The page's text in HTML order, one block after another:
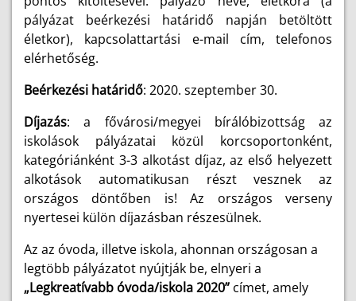
pályázat beérkezési határidő napján betöltött
életkor), kapcsolattartási e-mail cím, telefonos
elérhetőség.
Beérkezési határidő: 2020. szeptember 30.
Díjazás: a fővárosi/megyei bírálóbizottság az
iskolások pályázatai közül korcsoportonként,
kategóriánként 3-3 alkotást díjaz, az első helyezett
alkotások automatikusan részt vesznek az
országos döntőben is! Az országos verseny
nyertesei külön díjazásban részesülnek.
Az az óvoda, illetve iskola, ahonnan országosan a
legtöbb pályázatot nyújtják be, elnyeri a
„Legkreatívabb óvoda/iskola 2020” címet, amely